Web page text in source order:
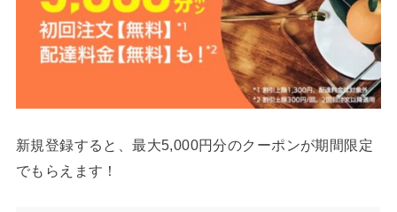
新規登録すると、最大5,000円分のクーポンが期間限定
でもらえます！